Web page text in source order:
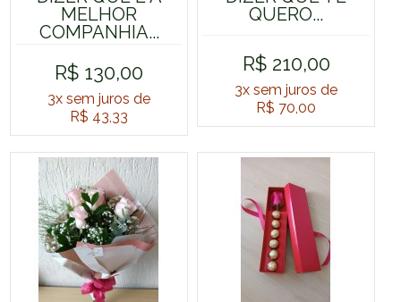
MELHOR
COMPANHIA...
R$ 130,00
3x sem juros de
R$ 43,33
QUERO...
R$ 210,00
3x sem juros de
R$ 70,00